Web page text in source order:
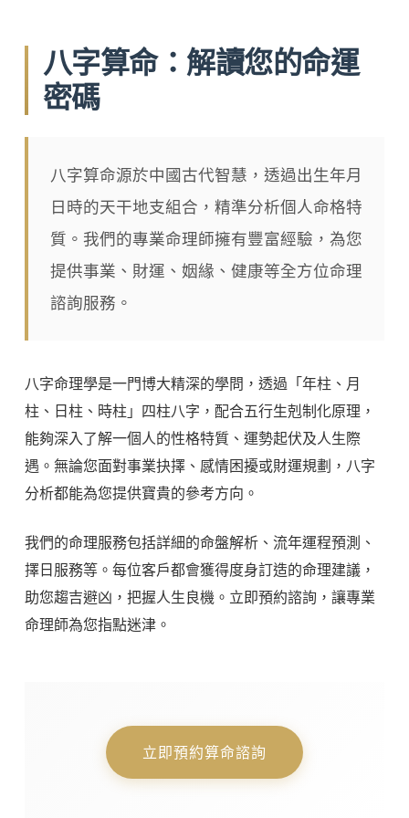
八字算命：解讀您的命運
密碼
八字算命源於中國古代智慧，透過出生年月
日時的天干地支組合，精準分析個人命格特
質。我們的專業命理師擁有豐富經驗，為您
提供事業、財運、姻緣、健康等全方位命理
諮詢服務。
八字命理學是一門博大精深的學問，透過「年柱、月
柱、日柱、時柱」四柱八字，配合五行生剋制化原理，
能夠深入了解一個人的性格特質、運勢起伏及人生際
遇。無論您面對事業抉擇、感情困擾或財運規劃，八字
分析都能為您提供寶貴的參考方向。
我們的命理服務包括詳細的命盤解析、流年運程預測、
擇日服務等。每位客戶都會獲得度身訂造的命理建議，
助您趨吉避凶，把握人生良機。立即預約諮詢，讓專業
命理師為您指點迷津。
立即預約算命諮詢